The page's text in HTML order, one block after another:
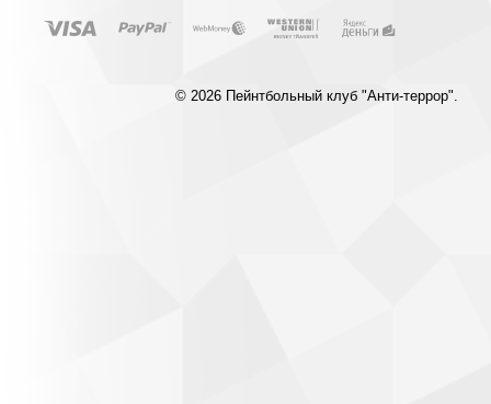
© 2026 Пейнтбольный клуб "Анти-террор".